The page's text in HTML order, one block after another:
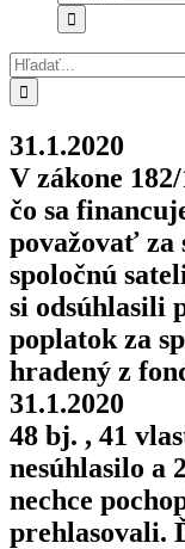
Hľadať:
31.1.2020
V zákone
čo sa
považovať za
spoločnú
si odsúhlasili
poplatok za
hradený z
31.1.2020
48 bj. , 41
nesúhlasilo a
nechce
prehlasovali.